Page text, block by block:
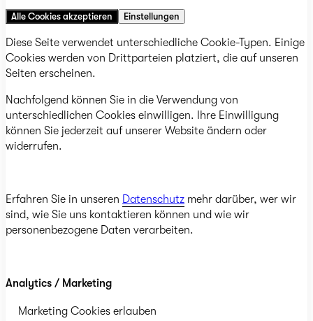
Alle Cookies akzeptieren Einstellungen
Diese Seite verwendet unterschiedliche Cookie-Typen. Einige
Cookies werden von Drittparteien platziert, die auf unseren
Seiten erscheinen.
Nachfolgend können Sie in die Verwendung von
unterschiedlichen Cookies einwilligen. Ihre Einwilligung
können Sie jederzeit auf unserer Website ändern oder
widerrufen.
Erfahren Sie in unseren Datenschutz mehr darüber, wer wir
sind, wie Sie uns kontaktieren können und wie wir
personenbezogene Daten verarbeiten.
Analytics / Marketing
Marketing Cookies erlauben